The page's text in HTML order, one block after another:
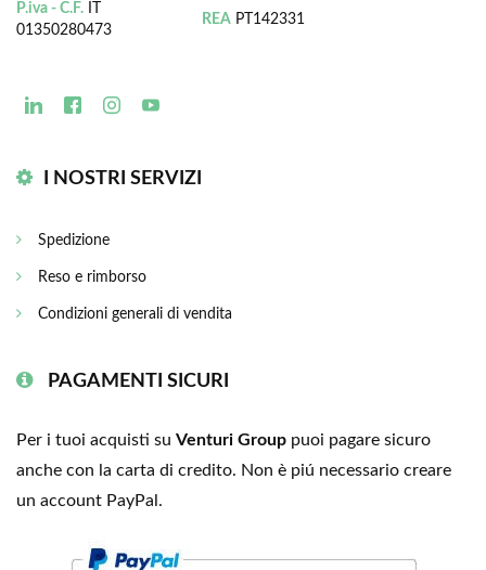
P.iva - C.F.
01350280473
REA PT142331
I NOSTRI SERVIZI
Spedizione
Reso e rimborso
Condizioni generali di vendita
PAGAMENTI SICURI
Per i tuoi acquisti su Venturi Group puoi pagare sicuro
anche con la carta di credito. Non è piú necessario creare
un account PayPal.